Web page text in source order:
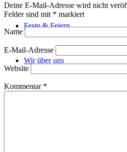
Feste & Feiern
Wir über uns
Deine E-Mail-Adresse wird nicht
Felder sind mit * markiert
Name
E-Mail-Adresse
Website
Kommentar *